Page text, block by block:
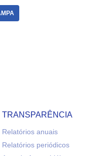
TRANSPARÊNCIA
Relatórios anuais
Relatórios periódicos